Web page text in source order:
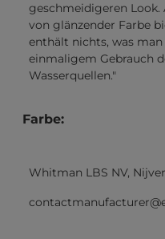
geschmeidigeren Look.
von glänzender Farbe
enthält nichts, was
einmaligem Gebrauch
Wasserquellen."
Farbe:
Whitman LBS NV,